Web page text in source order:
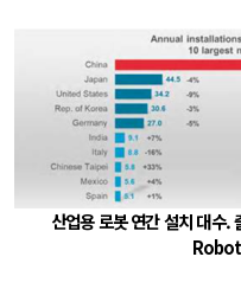
산업용 로봇 연간 설치 대수.